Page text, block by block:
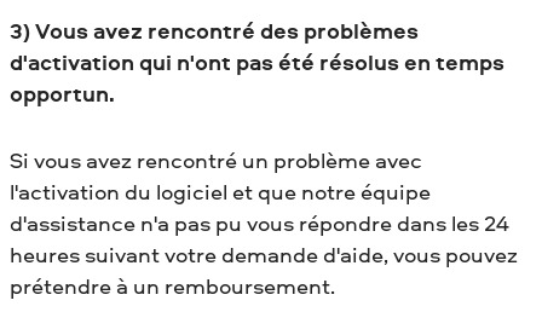
3) Vous avez rencontré des problèmes
d'activation qui n'ont pas été résolus en temps
opportun.
Si vous avez rencontré un problème avec
l'activation du logiciel et que notre équipe
d'assistance n'a pas pu vous répondre dans les 24
heures suivant votre demande d'aide, vous pouvez
prétendre à un remboursement.